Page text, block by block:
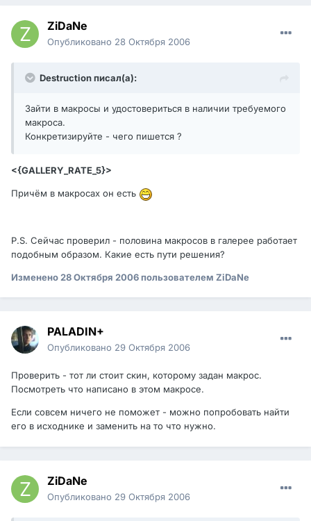
ZiDaNe
Опубликовано 28 Октября 2006
Destruction писал(а):
Зайти в макросы и удостовериться в наличии требуемого
макроса.
Конкретизируйте - чего пишется ?
<{GALLERY_RATE_5}>
Причём в макросах он есть
P.S. Сейчас проверил - половина макросов в галерее работает
подобным образом. Какие есть пути решения?
Изменено 28 Октября 2006пользователем ZiDaNe
PALADIN+
Опубликовано 29 Октября 2006
Проверить - тот ли стоит скин, которому задан макрос.
Посмотреть что написано в этом макросе.
Если совсем ничего не поможет - можно попробовать найти
его в исходнике и заменить на то что нужно.
ZiDaNe
Опубликовано 29 Октября 2006